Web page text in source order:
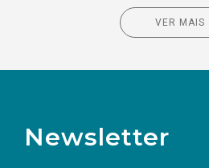
VER MAIS
Newsletter